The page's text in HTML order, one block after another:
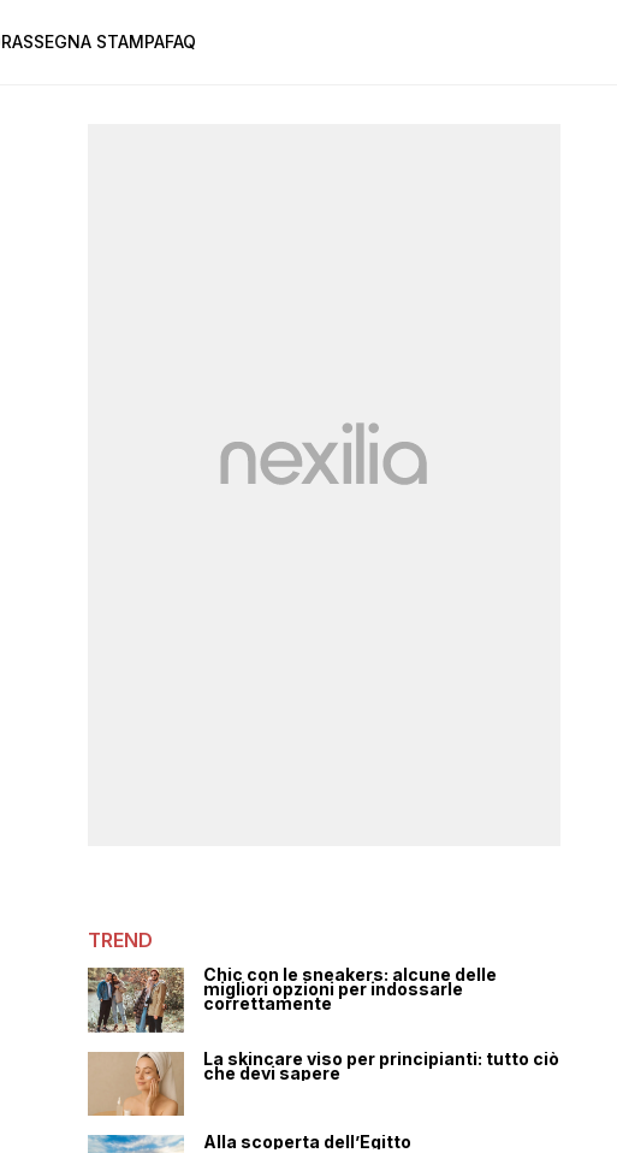
RASSEGNA STAMPAFAQ
TREND
Chic con le sneakers: alcune delle
migliori opzioni per indossarle
correttamente
La skincare viso per principianti: tutto ciò
che devi sapere
Alla scoperta dell’Egitto